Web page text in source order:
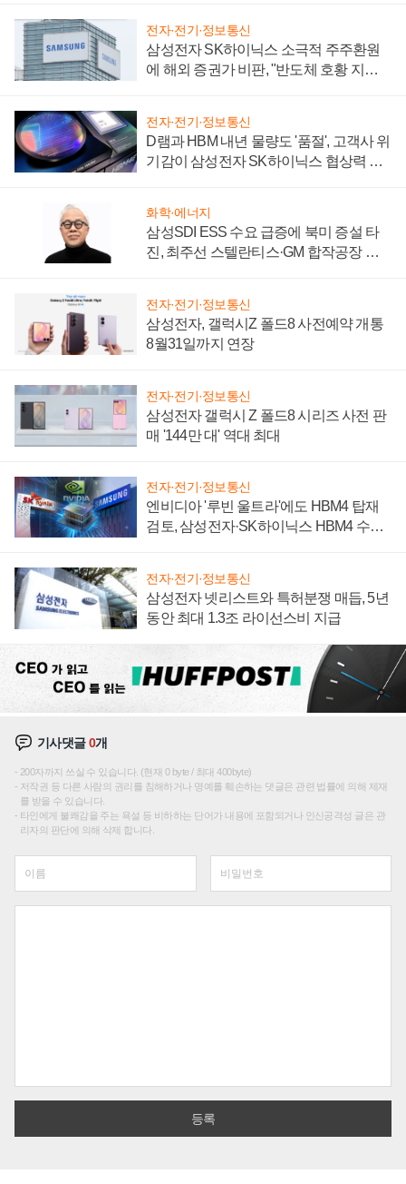
전자·전기·정보통신
삼성전자 SK하이닉스 소극적 주주환원
에 해외 증권가 비판, "반도체 호황 지속
전자·전기·정보통신
D램과 HBM 내년 물량도 '품절', 고객사 위
기감이 삼성전자 SK하이닉스 협상력 더
화학·에너지
삼성SDI ESS 수요 급증에 북미 증설 타
진, 최주선 스텔란티스·GM 합작공장 건
전자·전기·정보통신
삼성전자, 갤럭시Z 폴드8 사전예약 개통
8월31일까지 연장
전자·전기·정보통신
삼성전자 갤럭시 Z 폴드8 시리즈 사전 판
매 '144만 대' 역대 최대
전자·전기·정보통신
엔비디아 '루빈 울트라'에도 HBM4 탑재
검토, 삼성전자·SK하이닉스 HBM4 수율
전자·전기·정보통신
삼성전자 넷리스트와 특허분쟁 매듭, 5년
동안 최대 1.3조 라이선스비 지급
기사댓글0개
200자까지 쓰실 수 있습니다. (현재 0 byte / 최대 400byte)
저작권 등 다른 사람의 권리를 침해하거나 명예를 훼손하는 댓글은 관련 법률에 의해 제재
를 받을 수 있습니다.
타인에게 불쾌감을 주는 욕설 등 비하하는 단어가 내용에 포함되거나 인신공격성 글은 관
리자의 판단에 의해 삭제 합니다.